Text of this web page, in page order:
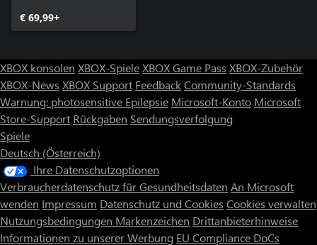
€ 69,99+
XBOX konsolen XBOX-SpieleXBOX Game Pass XBOX-Zubehör
XBOX-News XBOX Support FeedbackCommunity-Standards
Warnung: photosensitive Epilepsie Microsoft-Konto Microsoft
Store-Support Rückgaben Sendungsverfolgung
Spiele
Deutsch (Österreich)
Ihre Datenschutzoptionen
Verbraucherdatenschutz für Gesundheitsdaten An Microsoft
wenden Impressum Datenschutz und Cookies Cookies verwalten
Nutzungsbedingungen Markenzeichen Drittanbieterhinweise
Informationen zu unserer Werbung EU Compliance DoCs